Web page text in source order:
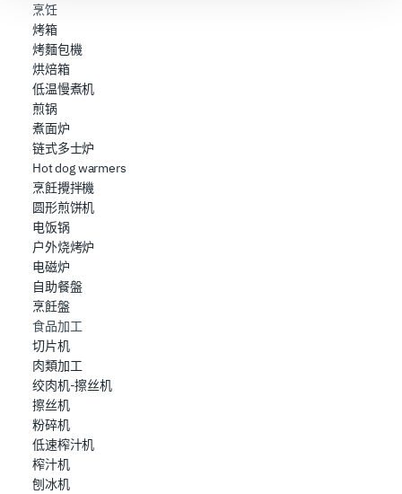
e imposta le tue preferenze nella
modificare o ritirare il tuo consenso in qualsiasi momento
dalla Dichiarazione sui cookie.
Utilizziamo i cookie per garantire che l’utente possa
usufruire del servizio richiesto, per personalizzare
contenuti ed annunci, per fornire funzionalità dei social
media e per analizzare il nostro traffico. Condividiamo
inoltre informazioni sul modo in cui l’utente utilizza il
nostro sito con i nostri partner che si occupano di analisi
dei dati web, pubblicità e social media, i quali potrebbero
combinarle con altre informazioni che ha fornito loro o
che hanno raccolto dal suo utilizzo dei loro servizi.
烹饪
烤箱
烤麵包機
烘焙箱
低温慢煮机
煎锅
煮面炉
链式多士炉
Hot dog warmers
烹飪攪拌機
圆形煎饼机
电饭锅
户外烧烤炉
电磁炉
自助餐盤
烹飪盤
食品加工
切片机
肉類加工
绞肉机-擦丝机
擦丝机
粉碎机
低速榨汁机
榨汁机
刨冰机